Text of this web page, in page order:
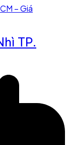
TP.